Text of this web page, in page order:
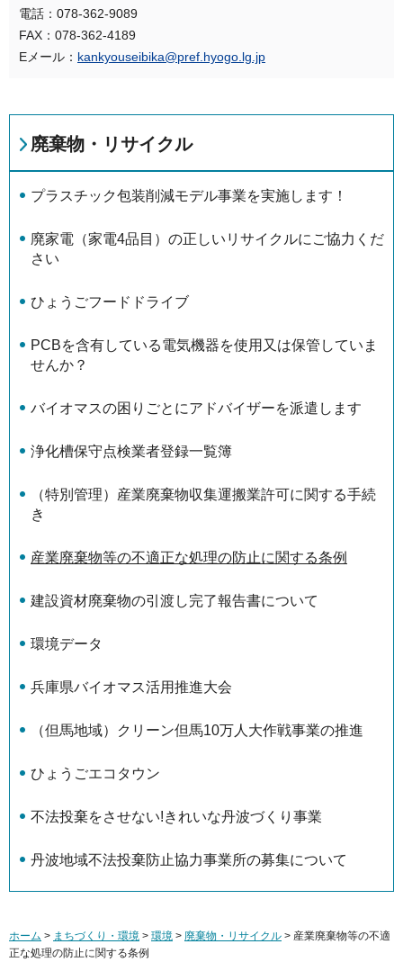
電話：078-362-9089
FAX：078-362-4189
Eメール： kankyouseibika@pref.hyogo.lg.jp
廃棄物・リサイクル
プラスチック包装削減モデル事業を実施します！
廃家電（家電4品目）の正しいリサイクルにご協力くだ
さい
ひょうごフードドライブ
PCBを含有している電気機器を使用又は保管していま
せんか？
バイオマスの困りごとにアドバイザーを派遣します
浄化槽保守点検業者登録一覧簿
（特別管理）産業廃棄物収集運搬業許可に関する手続
き
産業廃棄物等の不適正な処理の防止に関する条例
建設資材廃棄物の引渡し完了報告書について
環境データ
兵庫県バイオマス活用推進大会
（但馬地域）クリーン但馬10万人大作戦事業の推進
ひょうごエコタウン
不法投棄をさせない!きれいな丹波づくり事業
丹波地域不法投棄防止協力事業所の募集について
ホーム > まちづくり・環境 > 環境 > 廃棄物・リサイクル > 産業廃棄物等の不適
正な処理の防止に関する条例